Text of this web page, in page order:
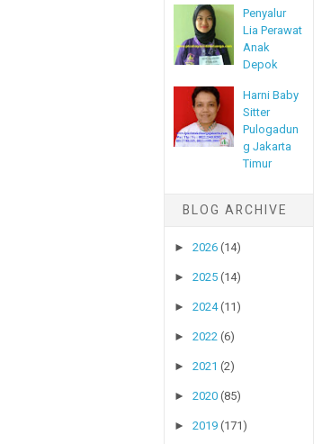
Penyalur
Lia Perawat
Anak
Depok
Harni Baby
Sitter
Pulogadun
g Jakarta
Timur
BLOG ARCHIVE
►2026 (14)
►2025 (14)
►2024 (11)
►2022 (6)
►2021 (2)
►2020 (85)
►2019 (171)